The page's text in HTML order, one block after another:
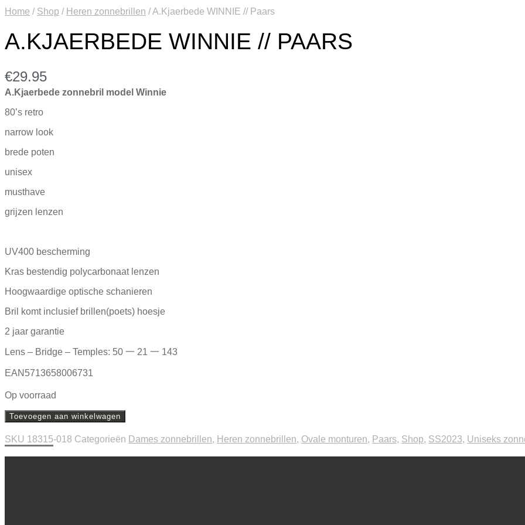
Home / Shop / Heren zonnebrillen /A.Kjaerbede WINNIE // Paars
A.KJAERBEDE WINNIE // PAARS
€29.95
A.Kjaerbede zonnebril model Winnie
80’s retro
narrow look
brede poten
unisex
musthave
grijzen lenzen
UV400 bescherming
Kras bestendig polycarbonaat lenzen
Hoogwaardige optische schanieren
Bril komt inclusief brillen(poets) hoesje
2 jaar garantie
Lens – Bridge – Temples: 50 一 21 一 143
EAN5713658006731
Op voorraad
Toevoegen aan winkelwagen
SKU 18315-018 Categorieën Dames zonnebrillen, Heren zonnebrillen, Ovale monturen, Paars, Shop, SS2023, Uniseks